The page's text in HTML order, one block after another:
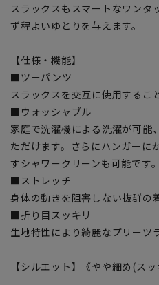
スラックスもスマートなワンタ
ず程よいゆとりを与えます。
【仕様・機能】
■ツーパンツ
スラックスを交互に使用するこ
■ウォッシャブル
家庭で洗濯機による洗濯が可能
ただけます。さらにハンガーに
すシャワークリーンも可能です。
■ストレッチ
身体の動きを阻害しない抜群の
■折り目スッキリ
生地特性により綺麗なプリーツ
【シルエット】《やや細め(ス